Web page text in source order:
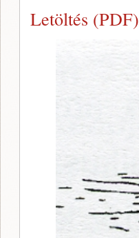
Letöltés (PDF)